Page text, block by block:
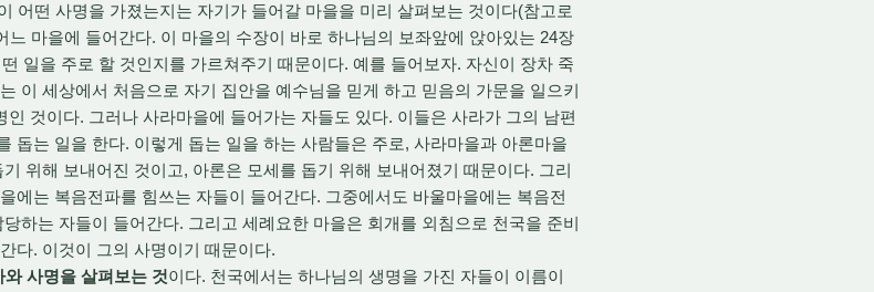
어떤 사명을 가졌는지는 자기가 들어갈 마을을 미리 살펴보는 것이다(참고로
마을에 들어간다. 이 마을의 수장이 바로 하나님의 보좌앞에 앉아있는 24장
일을 주로 할 것인지를 가르쳐주기 때문이다. 예를 들어보자. 자신이 장차 죽
이 세상에서 처음으로 자기 집안을 예수님을 믿게 하고 믿음의 가문을 일으키
것이다. 그러나 사라마을에 들어가는 자들도 있다. 이들은 사라가 그의 남편
돕는 일을 한다. 이렇게 돕는 일을 하는 사람들은 주로, 사라마을과 아론마을
위해 보내어진 것이고, 아론은 모세를 돕기 위해 보내어졌기 때문이다. 그리
에는 복음전파를 힘쓰는 자들이 들어간다. 그중에서도 바울마을에는 복음전
하는 자들이 들어간다. 그리고 세례요한 마을은 회개를 외침으로 천국을 준비
다. 이것이 그의 사명이기 때문이다.
사명을 살펴보는 것이다. 천국에서는 하나님의 생명을 가진 자들이 이름이